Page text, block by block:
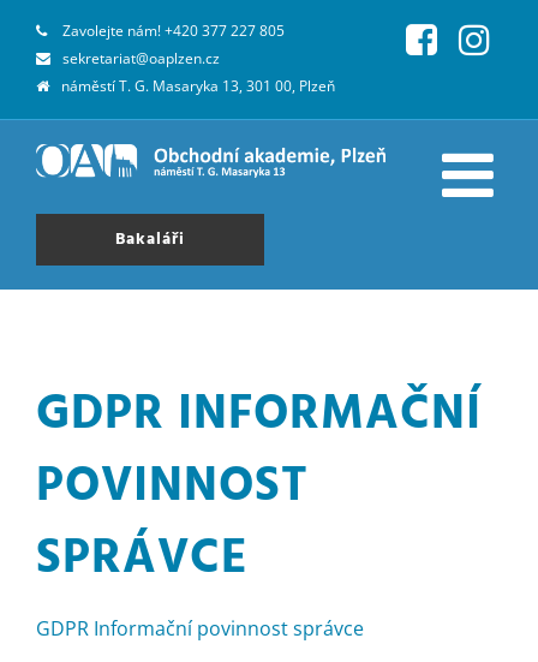
Zavolejte nám!+420 377 227 805
sekretariat@oaplzen.cz
náměstí T. G. Masaryka 13, 301 00, Plzeň
Bakaláři
GDPR INFORMAČNÍ
POVINNOST
SPRÁVCE
GDPR Informační povinnost správce